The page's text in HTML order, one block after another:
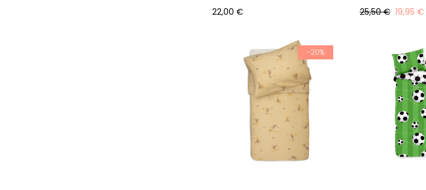
22,00 € 19,95 €
25,50 €
-20%